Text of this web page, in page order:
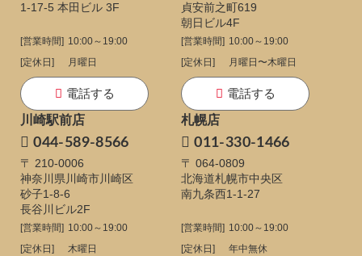
1-17-5 本田ビル 3F
[営業時間] 10:00～19:00
[定休日]
月曜日
電話する
貞安前之町619
朝日ビル4F
[営業時間] 10:00～19:00
[定休日]
月曜日〜木曜日
電話する
川崎駅前店
044-589-8566
〒 210-0006
神奈川県川崎市川崎区
砂子1-8-6
長谷川ビル2F
[営業時間] 10:00～19:00
[定休日]
木曜日
札幌店
011-330-1466
〒 064-0809
北海道札幌市中央区
南九条西1-1-27
[営業時間] 10:00～19:00
[定休日]
年中無休